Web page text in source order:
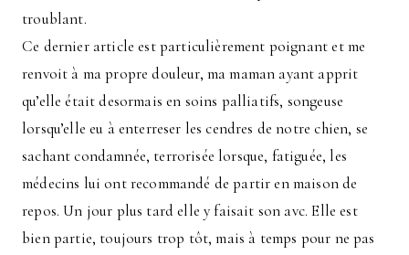
troublant.
Ce dernier article est particulièrement poignant et me
renvoit à ma propre douleur, ma maman ayant apprit
qu’elle était desormais en soins palliatifs, songeuse
lorsqu’elle eu à enterreser les cendres de notre chien, se
sachant condamnée, terrorisée lorsque, fatiguée, les
médecins lui ont recommandé de partir en maison de
repos. Un jour plus tard elle y faisait son avc. Elle est
bien partie, toujours trop tôt, mais à temps pour ne pas